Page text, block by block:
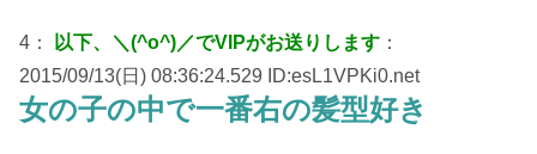
4： 以下、＼(^o^)／でVIPがお送りします ：
2015/09/13(日) 08:36:24.529 ID:esL1VPKi0.net
女の子の中で一番右の髪型好き